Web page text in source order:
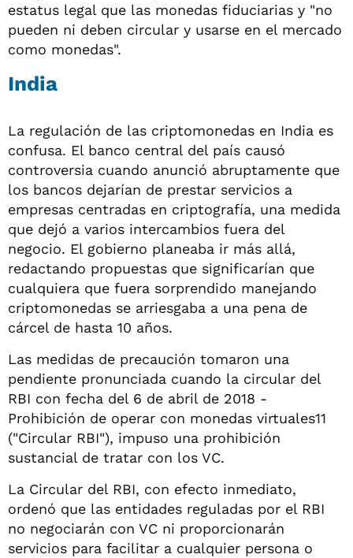
estatus legal que las monedas fiduciarias y "no
pueden ni deben circular y usarse en el mercado
como monedas".
India
La regulación de las criptomonedas en India es
confusa. El banco central del país causó
controversia cuando anunció abruptamente que
los bancos dejarían de prestar servicios a
empresas centradas en criptografía, una medida
que dejó a varios intercambios fuera del
negocio. El gobierno planeaba ir más allá,
redactando propuestas que significarían que
cualquiera que fuera sorprendido manejando
criptomonedas se arriesgaba a una pena de
cárcel de hasta 10 años.
Las medidas de precaución tomaron una
pendiente pronunciada cuando la circular del
RBI con fecha del 6 de abril de 2018 -
Prohibición de operar con monedas virtuales11
("Circular RBI"), impuso una prohibición
sustancial de tratar con los VC.
La Circular del RBI, con efecto inmediato,
ordenó que las entidades reguladas por el RBI
no negociarán con VC ni proporcionarán
servicios para facilitar a cualquier persona o